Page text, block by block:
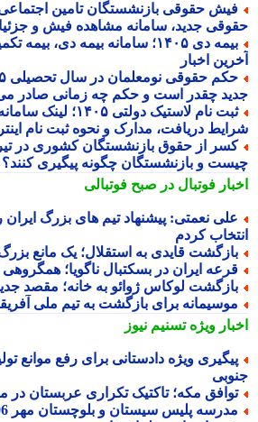
جدید، سامانه مشاهده فیش و
بیمه دی ۱۴۰۵؛ سامانه بیمه دی، بیمه
اخبار
چقدر است و حکم چه زمانی صادر می
ثبت نام لاستیک دولتی ۱۴۰۵؛
دریافت، مدارک و نحوه ثبت نام اینترنتی
و بازنشستگان چگونه پیگیری کنند؟
فوتبال در صبح فوتبالی
نعمتی: پیشنهاد تیم های بزرگ ایران را
کردم
قایدی به استقلال؛ یک مانع بزرگ
ایران در بسکتبال ناگویا؛ همگروهی با
لوکاس ژوائو به خانه؛ مقصد جدید
برای بازگشت به تیم ملی
ویژهتسنیم نیوز
ویژه دادستانی برای رفع موانع
مکه؛ تاکتیک تکراری عربستان در
پلیس سیستان و بلوچستان مهر 1406 راه اندازی می شود